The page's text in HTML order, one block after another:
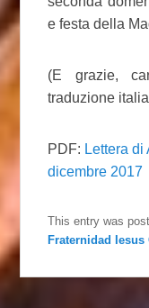
e festa della
(E grazie,
traduzione
PDF: Lettera
dicembre 2017
This entry was
Fraternidad Iesus